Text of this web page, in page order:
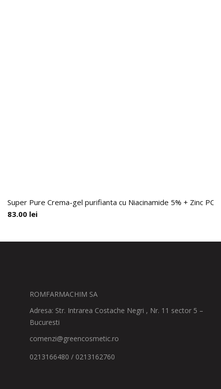
Super Pure Crema-gel purifianta cu Niacinamide 5% + Zinc
83.00 lei
ROMFARMACHIM SA
Adresa: Str. Intrarea Costache Negri , Nr. 11 sector 5 –
Bucuresti
comenzi@greencosmetic.ro
0213166480 / 0213162760